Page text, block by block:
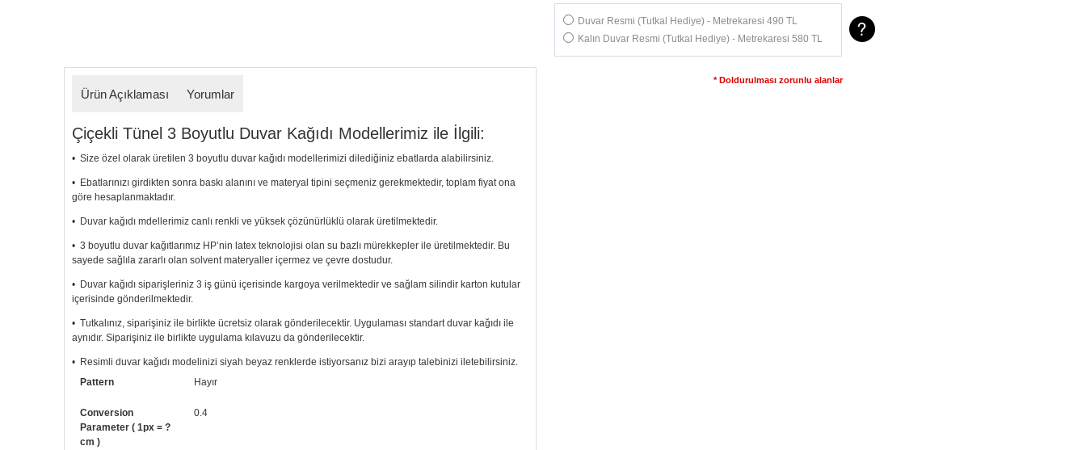
Duvar Resmi (Tutkal Hediye) - Metrekaresi 490 TL
Kalın Duvar Resmi (Tutkal Hediye) - Metrekaresi 580 TL
* Doldurulması zorunlu alanlar
Ürün Açıklaması Yorumlar
Çiçekli Tünel 3 Boyutlu Duvar Kağıdı Modellerimiz ile İlgili:
• Size özel olarak üretilen 3 boyutlu duvar kağıdı modellerimizi dilediğiniz ebatlarda alabilirsiniz.
• Ebatlarınızı girdikten sonra baskı alanını ve materyal tipini seçmeniz gerekmektedir, toplam fiyat ona
göre hesaplanmaktadır.
• Duvar kağıdı mdellerimiz canlı renkli ve yüksek çözünürlüklü olarak üretilmektedir.
• 3 boyutlu duvar kağıtlarımız HP’nin latex teknolojisi olan su bazlı mürekkepler ile üretilmektedir. Bu
sayede sağlıla zararlı olan solvent materyaller içermez ve çevre dostudur.
• Duvar kağıdı siparişleriniz 3 iş günü içerisinde kargoya verilmektedir ve sağlam silindir karton kutular
içerisinde gönderilmektedir.
• Tutkalınız, siparişiniz ile birlikte ücretsiz olarak gönderilecektir. Uygulaması standart duvar kağıdı ile
aynıdır. Siparişiniz ile birlikte uygulama kılavuzu da gönderilecektir.
• Resimli duvar kağıdı modelinizi siyah beyaz renklerde istiyorsanız bizi arayıp talebinizi iletebilirsiniz.
• Görselde düzenleme yaptırmak istiyorsanız yine bize telefon numaramızdan ulaşabilirsiniz.
Pattern Hayır
Conversion
Parameter ( 1px = ?
cm )
0.4